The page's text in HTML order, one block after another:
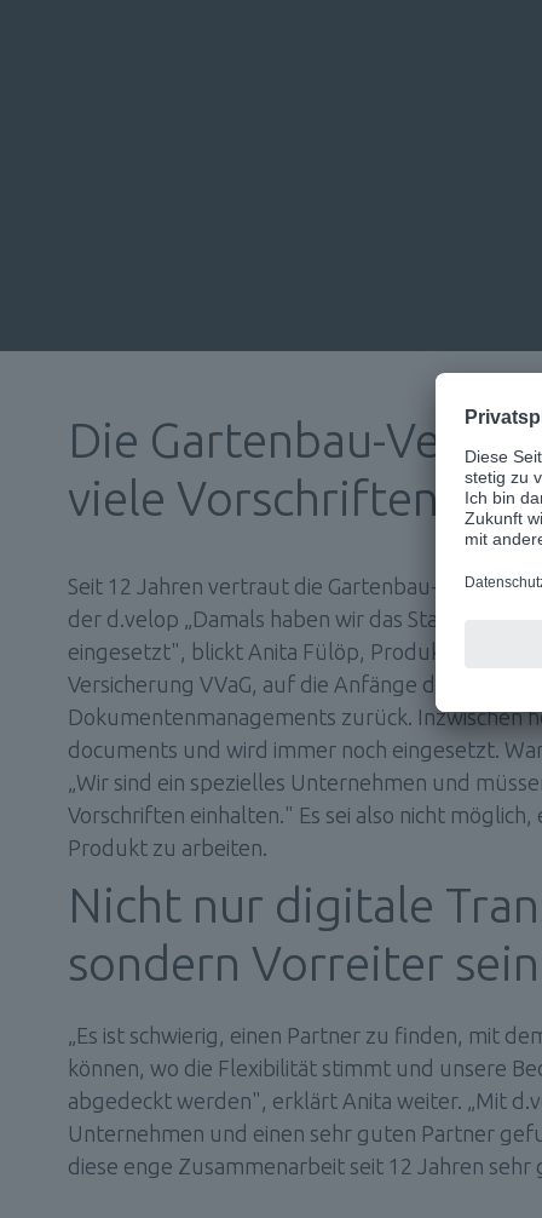
Die Gartenbau-
viele Vorschriften
Seit 12 Jahren vertraut die Gartenbau-
der d.velop „Damals haben wir das Startpaket d3
eingesetzt", blickt Anita Fülöp,
Versicherung VVaG, auf die Anfänge des digitalen
Dokumentenmanagements zurück. Inzwischen
documents und wird immer noch eingesetzt.
„Wir sind ein spezielles Unternehmen und
Vorschriften einhalten." Es sei also nicht
Produkt zu arbeiten.
Nicht nur digitale
sondern Vorreiter sein
„Es ist schwierig, einen Partner zu finden, mit
können, wo die Flexibilität stimmt und unsere
abgedeckt werden", erklärt Anita weiter. „Mit
Unternehmen und einen sehr guten Partner
diese enge Zusammenarbeit seit 12 Jahren sehr